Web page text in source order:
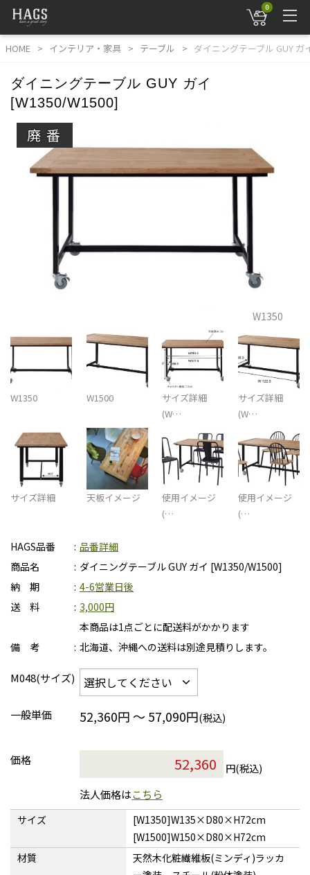
0
HOME インテリア・家具 テーブル ダイニングテーブル GUY ガ
ダイニングテーブル GUY ガイ
[W1350/W1500]
廃番
W1350
W1350 W1500
サイズ詳細
(W…
サイズ詳細
(W…
サイズ詳細 天板イメージ
使用イメージ
(…
使用イメージ
(…
HAGS品番
品番詳細
商品名
ダイニングテーブル GUY ガイ [W1350/W1500]
納 期
4-6営業日後
送 料
3,000円
本商品は1点ごとに配送料がかかります
備 考
北海道、沖縄への送料は別途見積りします。
M048(サイズ)
一般単価 52,360円 ～ 57,090円(税込)
価格
円(税込)
法人価格はこちら
サイズ
[W1350]W135×D80×H72cm
[W1500]W150×D80×H72cm
材質
天然木化粧繊維板(ミンディ)ラッカ